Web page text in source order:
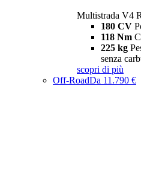
Multistrada V4
180 CV
118 Nm
225 kg
senza
scopri di più
Off-RoadDa 11.790 €